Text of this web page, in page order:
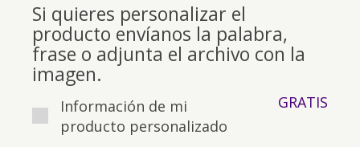
Si quieres personalizar el
producto envíanos la palabra,
frase o adjunta el archivo con la
imagen.
Información de mi
producto personalizado
GRATIS